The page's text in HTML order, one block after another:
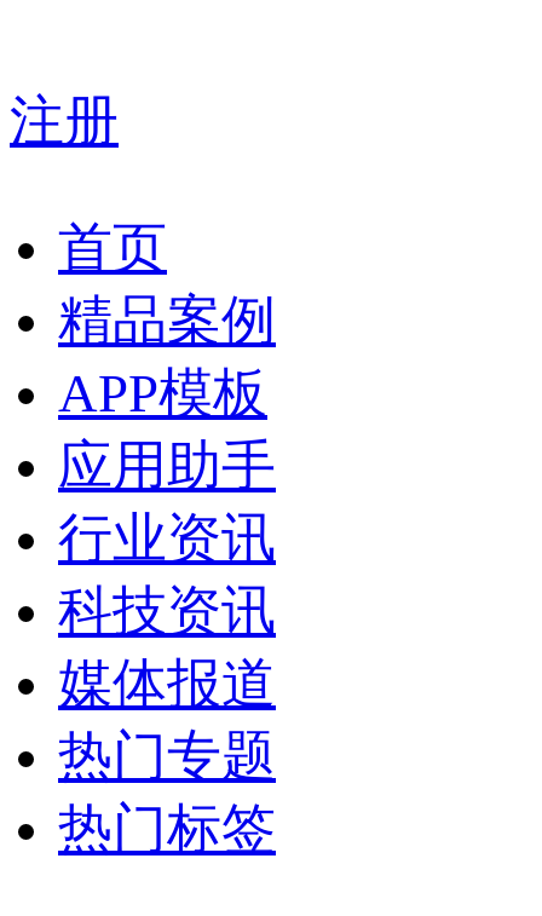
注册
首页
精品案例
APP模板
应用助手
行业资讯
科技资讯
媒体报道
热门专题
热门标签